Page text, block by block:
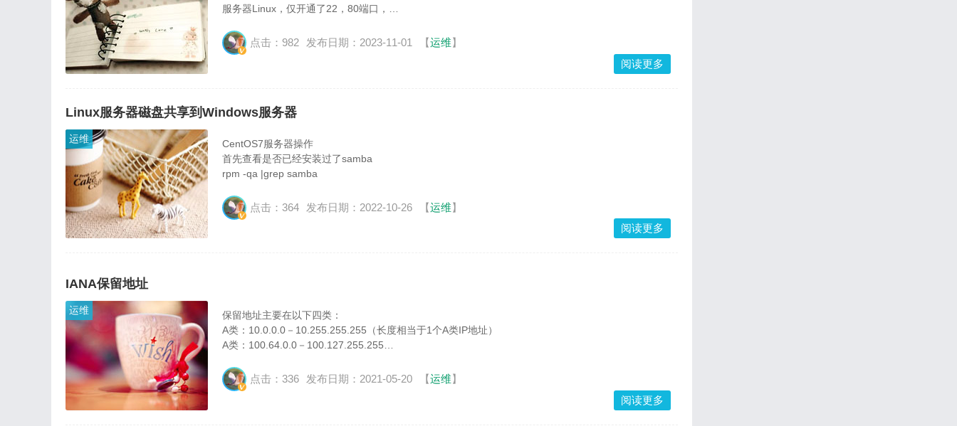
服务器Linux，仅开通了22，80端口，
使用 PuTTY 可以通过 SSH 的 Tunnels 进
点击：982 发布日期：2023-11-01 【运维】
阅读更多
Linux服务器磁盘共享到Windows服务器
运维
CentOS7服务器操作
首先查看是否已经安装过了samba
rpm -qa |grep samba
点击：364 发布日期：2022-10-26 【运维】
阅读更多
IANA保留地址
运维
保留地址主要在以下四类：
A类：10.0.0.0－10.255.255.255（长度相当于1个A类IP地址）
A类：100.64.0.0－100.127.255.255
C类
点击：336 发布日期：2021-05-20 【运维】
阅读更多